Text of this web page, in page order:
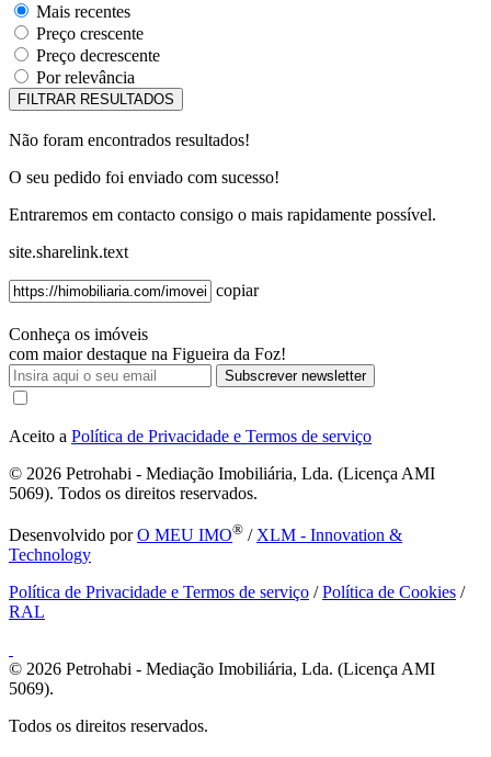
Mais recentes
Preço crescente
Preço decrescente
Por relevância
Não foram encontrados resultados!
O seu pedido foi enviado com sucesso!
Entraremos em contacto consigo o mais rapidamente possível.
site.sharelink.text
copiar
Conheça os imóveis
com maior destaque na Figueira da Foz!
Subscrever newsletter
Aceito a Política de Privacidade e Termos de serviço
© 2026 Petrohabi - Mediação Imobiliária, Lda. (Licença AMI
5069). Todos os direitos reservados.
Desenvolvido porO MEU IMO® / XLM - Innovation &
Technology
Política de Privacidade e Termos de serviço /Política de Cookies /
RAL
© 2026 Petrohabi - Mediação Imobiliária, Lda. (Licença AMI
5069).
Todos os direitos reservados.